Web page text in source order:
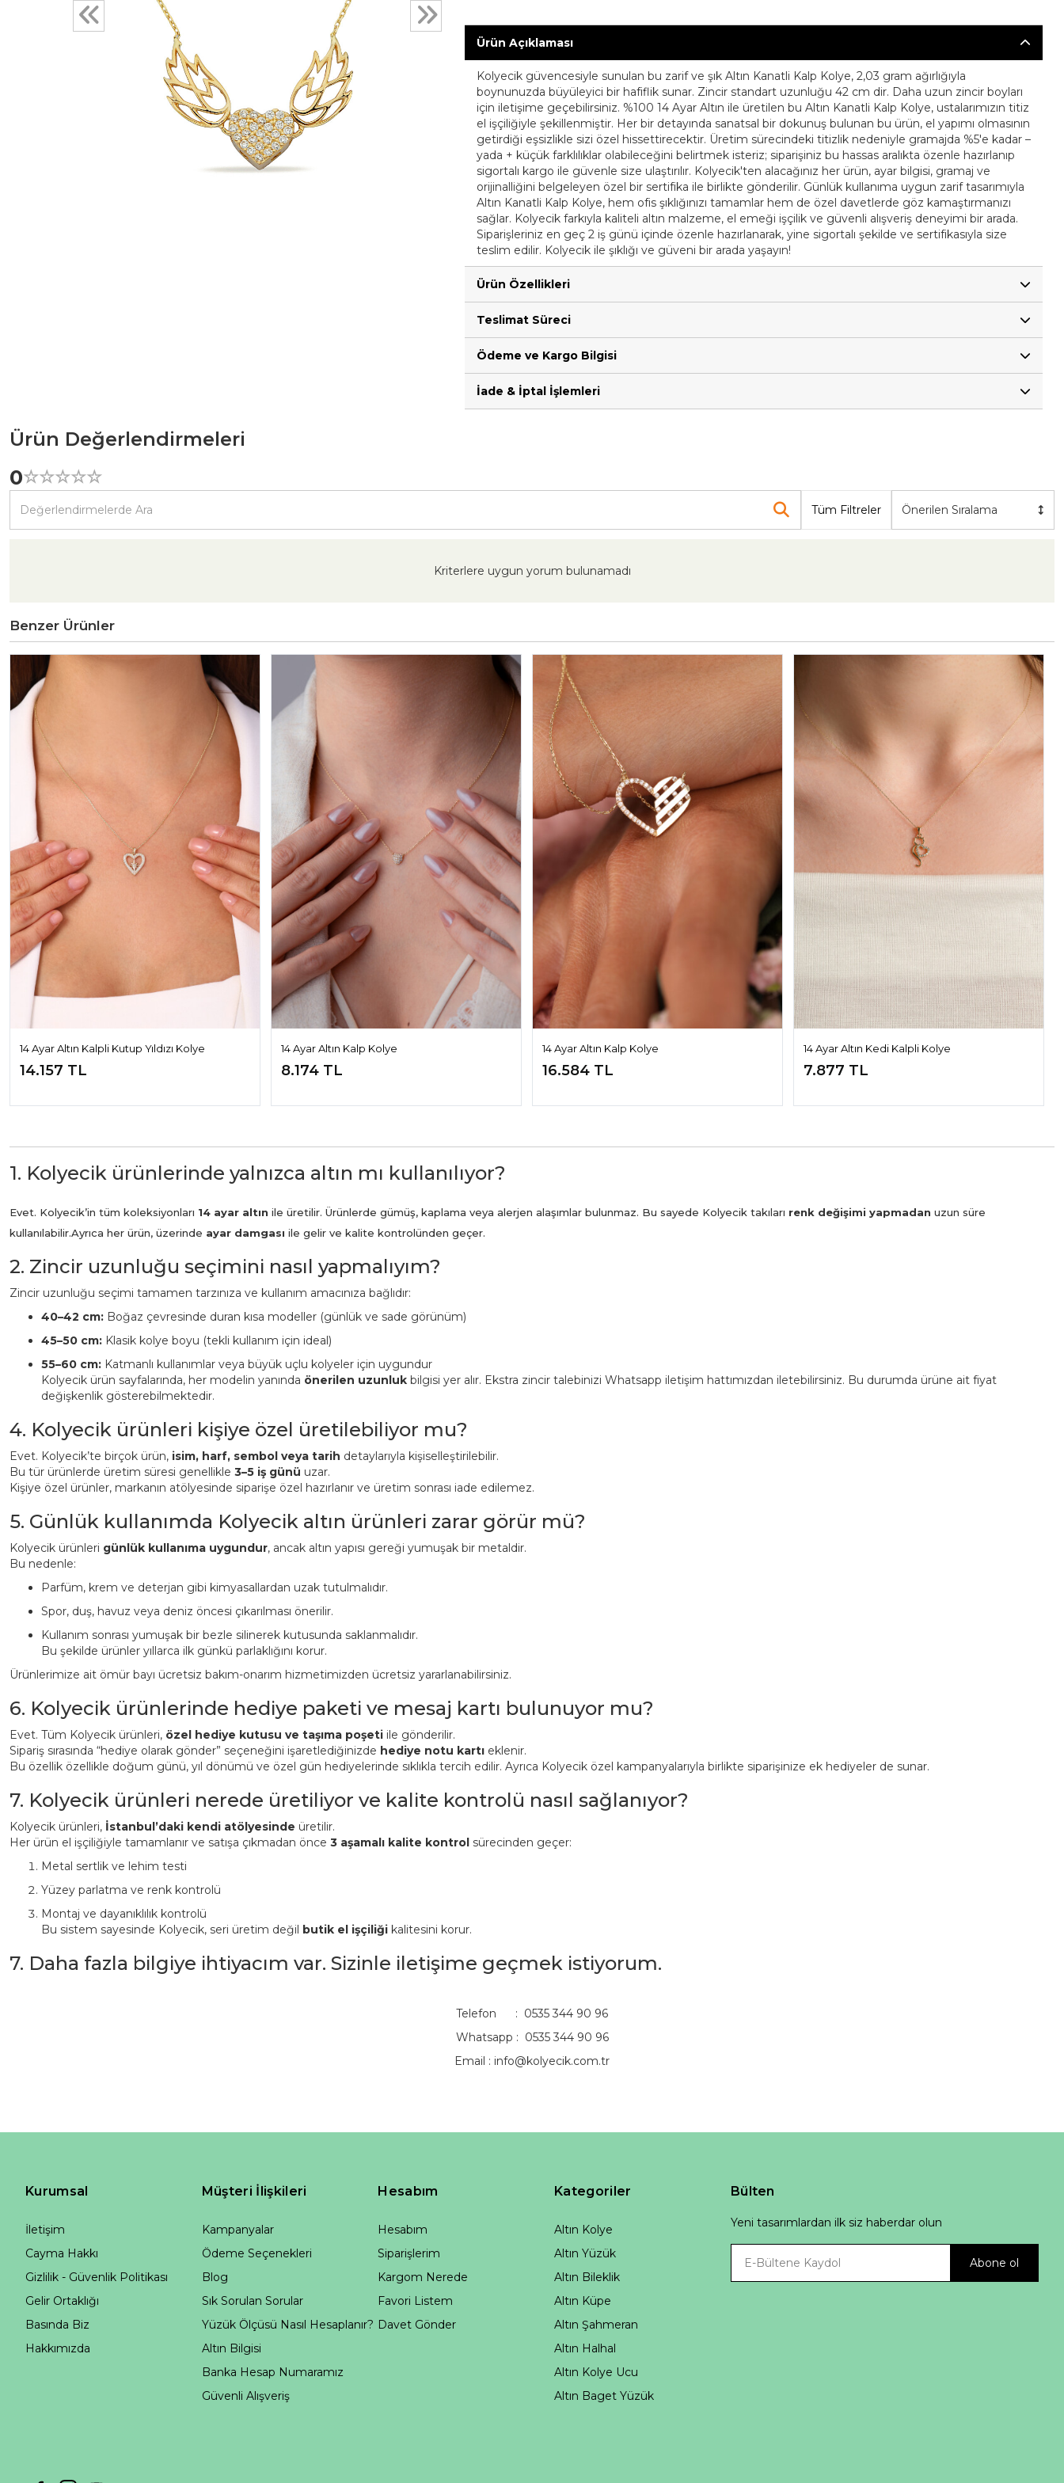
Ürün Açıklaması
Kolyecik güvencesiyle sunulan bu zarif ve şık Altın Kanatli Kalp Kolye, 2,03 gram ağırlığıyla
boynunuzda büyüleyici bir hafiflik sunar. Zincir standart uzunluğu 42 cm dir. Daha uzun zincir boyları
için iletişime geçebilirsiniz. %100 14 Ayar Altın ile üretilen bu Altın Kanatli Kalp Kolye, ustalarımızın titiz
el işçiliğiyle şekillenmiştir. Her bir detayında sanatsal bir dokunuş bulunan bu ürün, el yapımı olmasının
getirdiği eşsizlikle sizi özel hissettirecektir. Üretim sürecindeki titizlik nedeniyle gramajda %5'e kadar –
yada + küçük farklılıklar olabileceğini belirtmek isteriz; siparişiniz bu hassas aralıkta özenle hazırlanıp
sigortalı kargo ile güvenle size ulaştırılır. Kolyecik'ten alacağınız her ürün, ayar bilgisi, gramaj ve
orijinalliğini belgeleyen özel bir sertifika ile birlikte gönderilir. Günlük kullanıma uygun zarif tasarımıyla
Altın Kanatli Kalp Kolye, hem ofis şıklığınızı tamamlar hem de özel davetlerde göz kamaştırmanızı
sağlar. Kolyecik farkıyla kaliteli altın malzeme, el emeği işçilik ve güvenli alışveriş deneyimi bir arada.
Siparişleriniz en geç 2 iş günü içinde özenle hazırlanarak, yine sigortalı şekilde ve sertifikasıyla size
teslim edilir. Kolyecik ile şıklığı ve güveni bir arada yaşayın!
Ürün Özellikleri
Teslimat Süreci
Ödeme ve Kargo Bilgisi
İade & İptal İşlemleri
Ürün Değerlendirmeleri
0☆☆☆☆☆
★★★★★
Tüm Filtreler Önerilen Sıralama
Kriterlere uygun yorum bulunamadı
Benzer Ürünler
14 Ayar Altın Kalpli Kutup Yıldızı Kolye
14.157 TL
14 Ayar Altın Kalp Kolye
8.174 TL
14 Ayar Altın Kalp Kolye
16.584 TL
14 Ayar Altın Kedi Kalpli Kolye
7.877 TL
1. Kolyecik ürünlerinde yalnızca altın mı kullanılıyor?
Evet. Kolyecik’in tüm koleksiyonları 14 ayar altın ile üretilir. Ürünlerde gümüş, kaplama veya alerjen alaşımlar bulunmaz. Bu sayede Kolyecik takıları renk değişimi yapmadan uzun süre
kullanılabilir.Ayrıca her ürün, üzerinde ayar damgası ile gelir ve kalite kontrolünden geçer.
2. Zincir uzunluğu seçimini nasıl yapmalıyım?
Zincir uzunluğu seçimi tamamen tarzınıza ve kullanım amacınıza bağlıdır:
40–42 cm: Boğaz çevresinde duran kısa modeller (günlük ve sade görünüm)
45–50 cm: Klasik kolye boyu (tekli kullanım için ideal)
55–60 cm: Katmanlı kullanımlar veya büyük uçlu kolyeler için uygundur
Kolyecik ürün sayfalarında, her modelin yanında önerilen uzunluk bilgisi yer alır. Ekstra zincir talebinizi Whatsapp iletişim hattımızdan iletebilirsiniz. Bu durumda ürüne ait fiyat
değişkenlik gösterebilmektedir.
4. Kolyecik ürünleri kişiye özel üretilebiliyor mu?
Evet. Kolyecik’te birçok ürün, isim, harf, sembol veya tarih detaylarıyla kişiselleştirilebilir.
Bu tür ürünlerde üretim süresi genellikle 3–5 iş günü uzar.
Kişiye özel ürünler, markanın atölyesinde siparişe özel hazırlanır ve üretim sonrası iade edilemez.
5. Günlük kullanımda Kolyecik altın ürünleri zarar görür mü?
Kolyecik ürünleri günlük kullanıma uygundur, ancak altın yapısı gereği yumuşak bir metaldir.
Bu nedenle:
Parfüm, krem ve deterjan gibi kimyasallardan uzak tutulmalıdır.
Spor, duş, havuz veya deniz öncesi çıkarılması önerilir.
Kullanım sonrası yumuşak bir bezle silinerek kutusunda saklanmalıdır.
Bu şekilde ürünler yıllarca ilk günkü parlaklığını korur.
Ürünlerimize ait ömür bayı ücretsiz bakım-onarım hizmetimizden ücretsiz yararlanabilirsiniz.
6. Kolyecik ürünlerinde hediye paketi ve mesaj kartı bulunuyor mu?
Evet. Tüm Kolyecik ürünleri, özel hediye kutusu ve taşıma poşeti ile gönderilir.
Sipariş sırasında “hediye olarak gönder” seçeneğini işaretlediğinizde hediye notu kartı eklenir.
Bu özellik özellikle doğum günü, yıl dönümü ve özel gün hediyelerinde sıklıkla tercih edilir. Ayrıca Kolyecik özel kampanyalarıyla birlikte siparişinize ek hediyeler de sunar.
7. Kolyecik ürünleri nerede üretiliyor ve kalite kontrolü nasıl sağlanıyor?
Kolyecik ürünleri, İstanbul’daki kendi atölyesinde üretilir.
Her ürün el işçiliğiyle tamamlanır ve satışa çıkmadan önce 3 aşamalı kalite kontrol sürecinden geçer:
Metal sertlik ve lehim testi
Yüzey parlatma ve renk kontrolü
Montaj ve dayanıklılık kontrolü
Bu sistem sayesinde Kolyecik, seri üretim değil butik el işçiliği kalitesini korur.
7. Daha fazla bilgiye ihtiyacım var. Sizinle iletişime geçmek istiyorum.
Telefon : 0535 344 90 96
Whatsapp : 0535 344 90 96
Email : info@kolyecik.com.tr
Kurumsal
İletişim
Cayma Hakkı
Gizlilik - Güvenlik Politikası
Gelir Ortaklığı
Basında Biz
Hakkımızda
Müşteri İlişkileri
Kampanyalar
Ödeme Seçenekleri
Blog
Sık Sorulan Sorular
Yüzük Ölçüsü Nasıl Hesaplanır?
Altın Bilgisi
Banka Hesap Numaramız
Güvenli Alışveriş
Hesabım
Hesabım
Siparişlerim
Kargom Nerede
Favori Listem
Davet Gönder
Kategoriler
Altın Kolye
Altın Yüzük
Altın Bileklik
Altın Küpe
Altın Şahmeran
Altın Halhal
Altın Kolye Ucu
Altın Baget Yüzük
Bülten
Yeni tasarımlardan ilk siz haberdar olun
Abone ol